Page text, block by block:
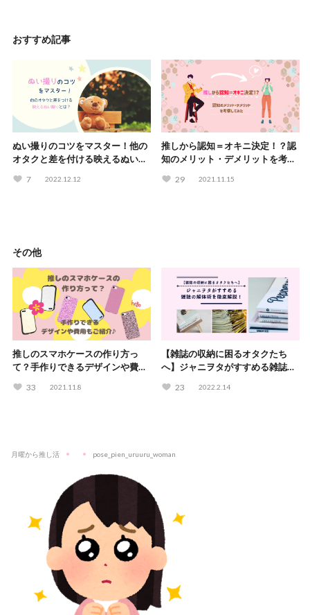
おすすめ記事
ぬい撮りのコツをマスター！他の
オタクと差を付ける映えるぬい撮
7 2022.12.12
推しから認知＝オキニ決定！？認
知のメリット・デメリットを考察
29 2021.11.15
その他
推しのスマホケースの作り方っ
て？手作りできるデザインや費用
33 2021.11.8
【雑誌の収納に困るオタクたち
へ】ジャニヲタがすすめる雑誌の
23 2022.2.14
月曜から推し活 pose_pien_uruuru_woman